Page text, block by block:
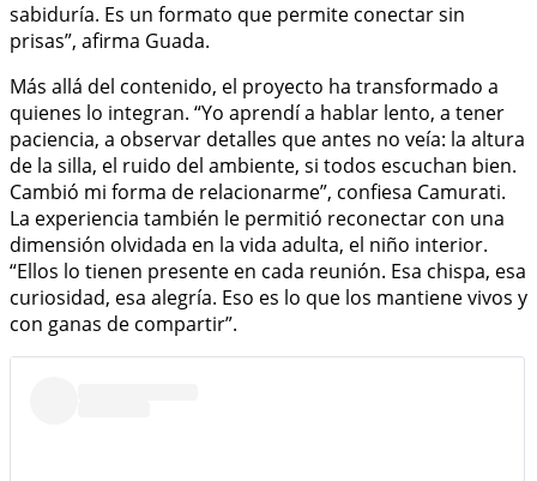
sabiduría. Es un formato que permite conectar sin
prisas”, afirma Guada.
Más allá del contenido, el proyecto ha transformado a
quienes lo integran. “Yo aprendí a hablar lento, a tener
paciencia, a observar detalles que antes no veía: la altura
de la silla, el ruido del ambiente, si todos escuchan bien.
Cambió mi forma de relacionarme”, confiesa Camurati.
La experiencia también le permitió reconectar con una
dimensión olvidada en la vida adulta, el niño interior.
“Ellos lo tienen presente en cada reunión. Esa chispa, esa
curiosidad, esa alegría. Eso es lo que los mantiene vivos y
con ganas de compartir”.